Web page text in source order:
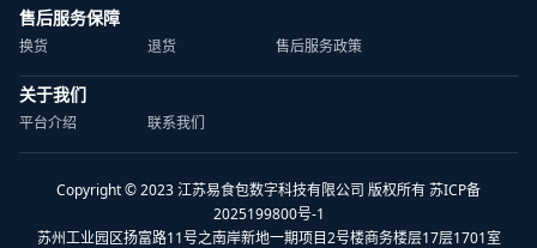
售后服务保障
换货 退货 售后服务政策
关于我们
平台介绍 联系我们
Copyright © 2023 江苏易食包数字科技有限公司 版权所有 苏ICP备
2025199800号-1
苏州工业园区扬富路11号之南岸新地一期项目2号楼商务楼层17层1701室